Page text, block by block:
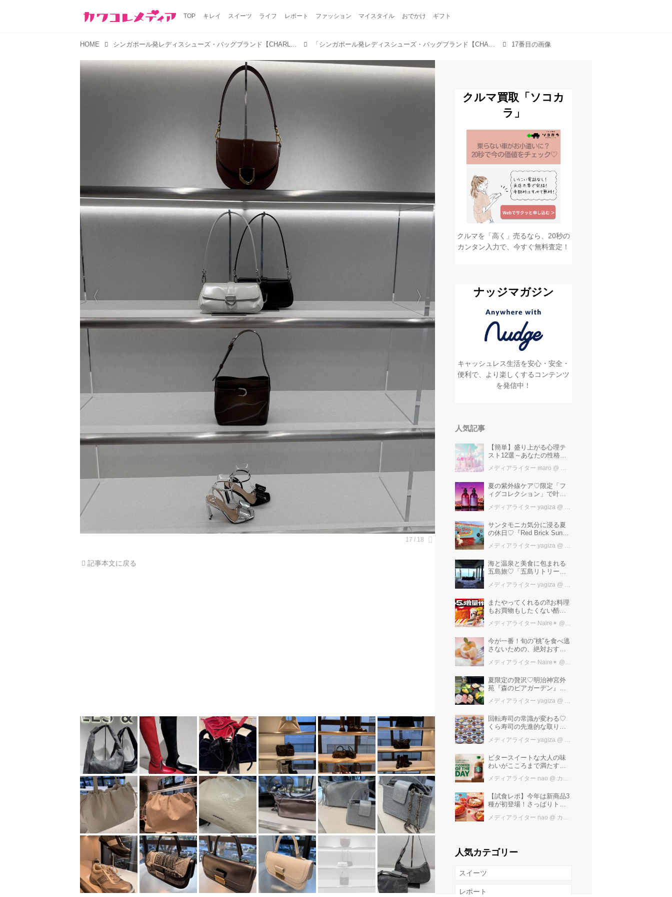
TOP キレイ スイーツ ライフ レポート ファッション マイスタイル おでかけ ギフト
HOME シンガポール発レディスシューズ・バッグブランド【CHARLES & KEITH FW COLLECTION 2024】 「シンガポール発レディスシューズ・バッグブランド【CHARLES & KEITH FW COLLECTION 2024】」のアルバム 17番目の画像
記事本文に戻る
クルマ買取「ソコカ
ラ」
クルマを「高く」売るなら、20秒の
カンタン入力で、今すぐ無料査定！
ナッジマガジン
キャッシュレス生活を安心・安全・
便利で、より楽しくするコンテンツ
を発信中！
人気記事
【簡単】盛り上がる心理テ
スト12選～あなたの性格を
メディアライター maro @ カワコレメディア編集部
夏の紫外線ケア♡限定「フ
ィグコレクション」で叶え
メディアライター yagiza @ カワコレメディア編集部
サンタモニカ気分に浸る夏
の休日♡『Red Brick Sunset
レンガ倉庫】
メディアライター yagiza @ カワコレメディア編集部
海と温泉と美食に包まれる
五島旅♡「五島リトリート
極上ご褒美ステイ
メディアライター yagiza @ カワコレメディア編集部
またやってくれるの⁈お料理
もお買物もしたくない酷暑
けば増量中！！
メディアライター Naire✴︎ @ カワコレメディア編集部
今が一番！旬の”桃”を食べ逃
さないための、絶対おすす
メディアライター Naire✴︎ @ カワコレメディア編集部
夏限定の贅沢♡明治神宮外
苑『森のビアガーデン』で
め」を堪能しよう
メディアライター yagiza @ カワコレメディア編集部
回転寿司の常識が変わる♡
くら寿司の先進的な取り組
び！ファン必見の最新トピ
メディアライター yagiza @ カワコレメディア編集部
ビタースイートな大人の味
わいがこころまで満たす
COFFEE OF THE DAY カフ
メディアライター nao @ カワコレメディア編集部
【試食レポ】今年は新商品3
種が初登場！さっぱりトマ
びっくりドンキーの「トマ
メディアライター nao @ カワコレメディア編集部
人気カテゴリー
スイーツ
レポート